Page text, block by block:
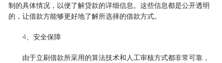
制的具体情况，以便了解贷款的详细信息。这些信息都是公开透明
的，让借款方能够更好地了解所选择的借款方式。
4、安全保障
由于立刷借款所采用的算法技术和人工审核方式都非常可靠，